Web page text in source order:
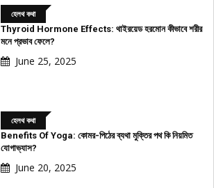
হেলথ কথা
Thyroid Hormone Effects: থাইরয়েড হরমোন কীভাবে শরীর
মনে প্রভাব ফেলে?
June 25, 2025
হেলথ কথা
Benefits Of Yoga: কোমর-পিঠের ব্যথা মুক্তির পথ কি নিয়মিত
যোগাভ্যাস?
June 20, 2025